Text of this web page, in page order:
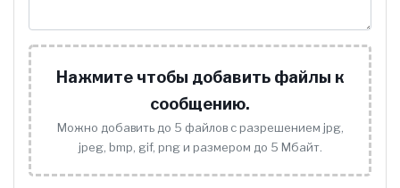
Нажмите чтобы добавить файлы к
сообщению.
Можно добавить до 5 файлов с разрешением jpg,
jpeg, bmp, gif, png и размером до 5 Мбайт.